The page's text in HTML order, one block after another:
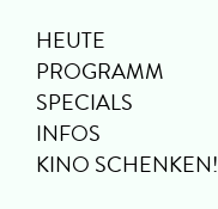
HEUTE
PROGRAMM
SPECIALS
INFOS
KINO SCHENKEN!